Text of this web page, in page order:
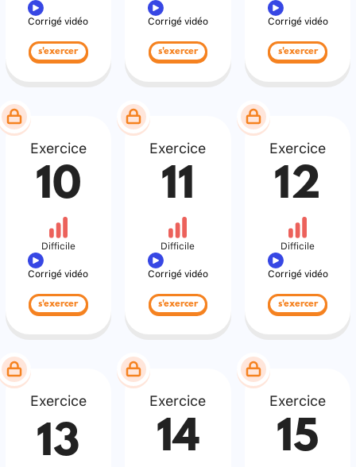
Corrigé vidéo
s'exercer
Corrigé vidéo
s'exercer
Corrigé vidéo
s'exercer
Exercice
10
Difficile
Corrigé vidéo
s'exercer
Exercice
11
Difficile
Corrigé vidéo
s'exercer
Exercice
12
Difficile
Corrigé vidéo
s'exercer
Exercice
13
Exercice
14
Exercice
15